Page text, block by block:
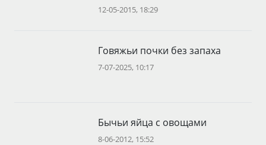
12-05-2015, 18:29
Говяжьи почки без запаха
7-07-2025, 10:17
Бычьи яйца с овощами
8-06-2012, 15:52